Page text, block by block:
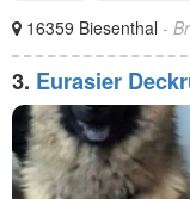
16359 Biesenthal -
3. Eurasier